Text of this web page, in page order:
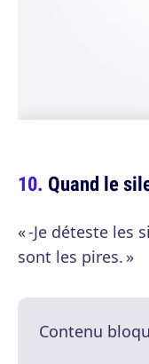
Quand le
« -Je déteste les
sont les pires. »
Contenu